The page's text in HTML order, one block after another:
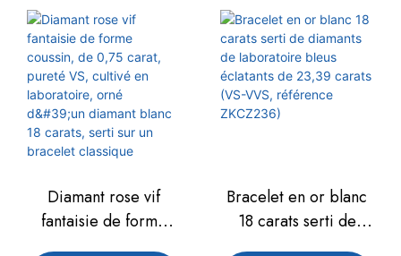
laboratoire ZKCZ242
chaîne entièrement
sertie de diamants
(référence ZKCZ241).
Diamant rose vif
fantaisie de forme
Bracelet en or blanc
18 carats serti de